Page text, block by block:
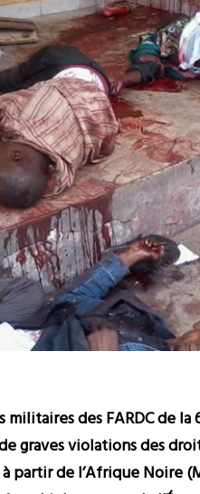
des FARDC de
graves violations des
partir de l’Afrique Noire